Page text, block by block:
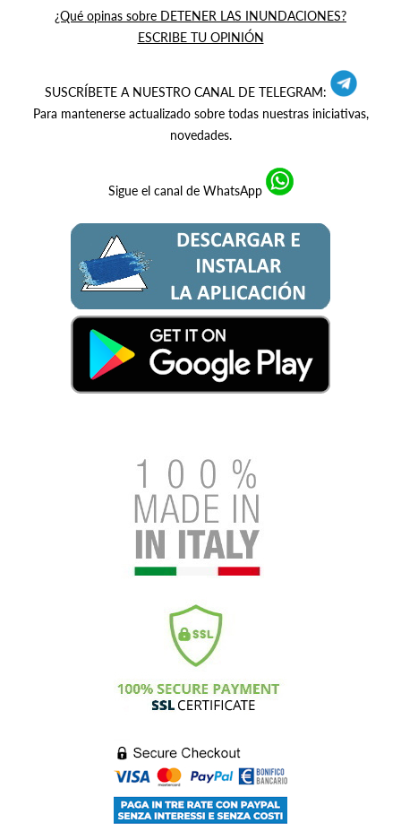
¿Qué opinas sobre DETENER LAS INUNDACIONES?
ESCRIBE TU OPINIÓN
SUSCRÍBETE A NUESTRO CANAL DE TELEGRAM:
Para mantenerse actualizado sobre todas nuestras iniciativas,
novedades.
Sigue el canal de WhatsApp